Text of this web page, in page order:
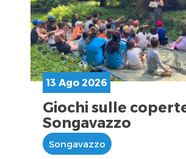
13 Ago 2026
Giochi sulle
Songavazzo
Songavazzo